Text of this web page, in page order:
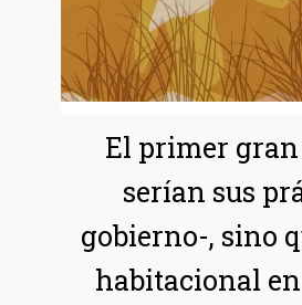
El primer gran
serían sus
gobierno-, sino
habitacional en